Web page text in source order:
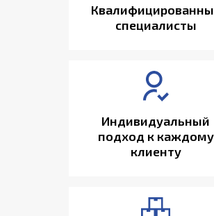
специалисты
Индивидуальный
подход к каждому
клиенту